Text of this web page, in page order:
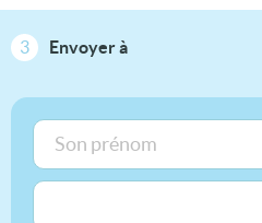
3 Envoyer à